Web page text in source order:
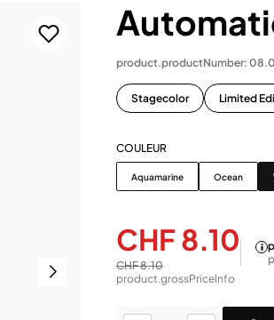
product.productNumber:
Stagecolor Limited
COULEUR
Couleur
Aquamarine Ocean
CHF 8.10
CHF 8.10
product.grossPriceInfo